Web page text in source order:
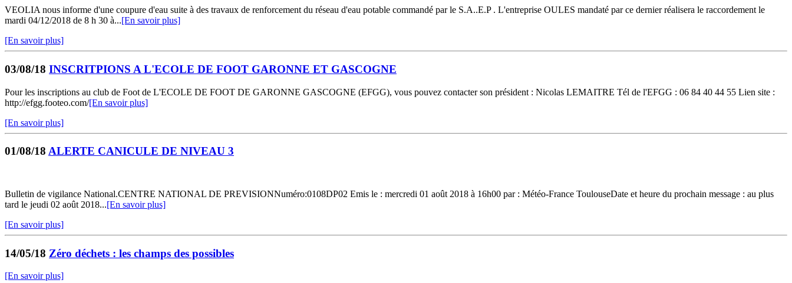
VEOLIA nous informe d'une coupure d'eau suite à des travaux de renforcement du réseau d'eau potable commandé par le S.A..E.P . L'entreprise OULES mandaté par ce dernier réalisera le raccordement le
mardi 04/12/2018 de 8 h 30 à...[En savoir plus]
[En savoir plus]
03/08/18 INSCRITPIONS A L'ECOLE DE FOOT GARONNE ET GASCOGNE
Pour les inscriptions au club de Foot de L'ECOLE DE FOOT DE GARONNE GASCOGNE (EFGG), vous pouvez contacter son président : Nicolas LEMAITRE Tél de l'EFGG : 06 84 40 44 55 Lien site :
http://efgg.footeo.com/[En savoir plus]
[En savoir plus]
01/08/18 ALERTE CANICULE DE NIVEAU 3
Bulletin de vigilance National.CENTRE NATIONAL DE PREVISIONNuméro:0108DP02 Emis le : mercredi 01 août 2018 à 16h00 par : Météo-France ToulouseDate et heure du prochain message : au plus
tard le jeudi 02 août 2018...[En savoir plus]
[En savoir plus]
14/05/18 Zéro déchets : les champs des possibles
[En savoir plus]